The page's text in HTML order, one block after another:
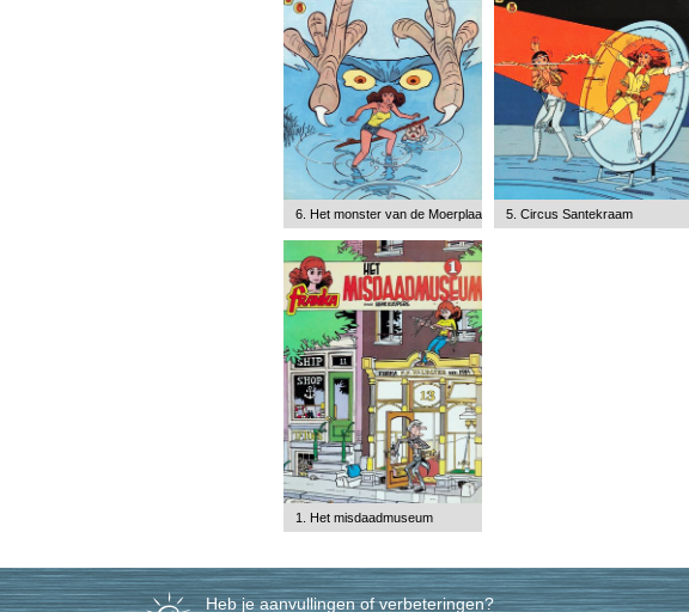
6. Het monster van de Moerplaat 5. Circus Santekraam
1. Het misdaadmuseum
Heb je aanvullingen of verbeteringen?